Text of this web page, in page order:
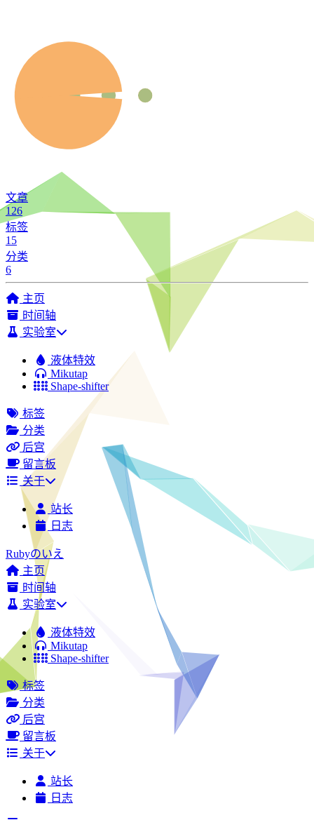
文章
126
标签
15
分类
6
主页
时间轴
实验室
液体特效
Mikutap
Shape-shifter
标签
分类
后宫
留言板
关于
站长
日志
Rubyのいえ
主页
时间轴
实验室
液体特效
Mikutap
Shape-shifter
标签
分类
后宫
留言板
关于
站长
日志